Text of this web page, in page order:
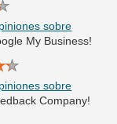
sobre
My Business!
sobre
Company!